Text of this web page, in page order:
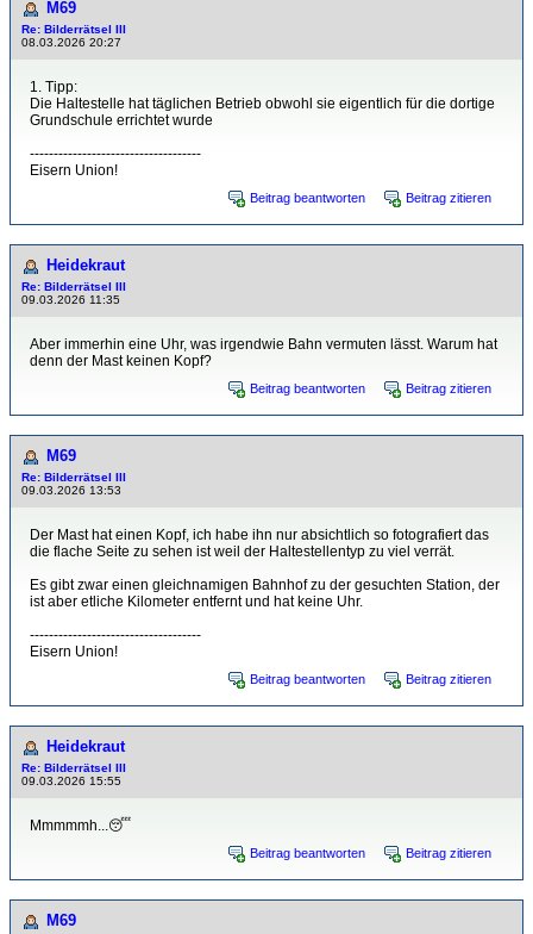
M69
Re: Bilderrätsel III
08.03.2026 20:27
1. Tipp:
Die Haltestelle hat täglichen Betrieb obwohl sie eigentlich für die dortige
Grundschule errichtet wurde
------------------------------------
Eisern Union!
Beitrag beantworten Beitrag zitieren
Heidekraut
Re: Bilderrätsel III
09.03.2026 11:35
Aber immerhin eine Uhr, was irgendwie Bahn vermuten lässt. Warum hat
denn der Mast keinen Kopf?
Beitrag beantworten Beitrag zitieren
M69
Re: Bilderrätsel III
09.03.2026 13:53
Der Mast hat einen Kopf, ich habe ihn nur absichtlich so fotografiert das
die flache Seite zu sehen ist weil der Haltestellentyp zu viel verrät.
Es gibt zwar einen gleichnamigen Bahnhof zu der gesuchten Station, der
ist aber etliche Kilometer entfernt und hat keine Uhr.
------------------------------------
Eisern Union!
Beitrag beantworten Beitrag zitieren
Heidekraut
Re: Bilderrätsel III
09.03.2026 15:55
Mmmmmh...😴
Beitrag beantworten Beitrag zitieren
M69